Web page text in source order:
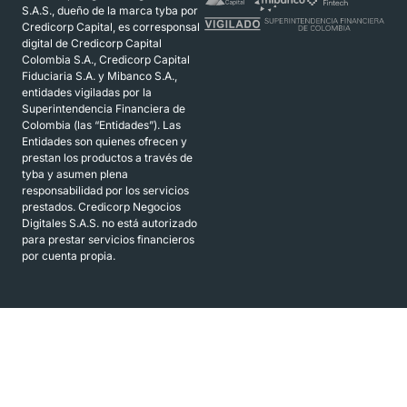
S.A.S., dueño de la marca tyba por
Credicorp Capital, es corresponsal
digital de Credicorp Capital
Colombia S.A., Credicorp Capital
Fiduciaria S.A. y Mibanco S.A.,
entidades vigiladas por la
Superintendencia Financiera de
Colombia (las “Entidades”). Las
Entidades son quienes ofrecen y
prestan los productos a través de
tyba y asumen plena
responsabilidad por los servicios
prestados. Credicorp Negocios
Digitales S.A.S. no está autorizado
para prestar servicios financieros
por cuenta propia.